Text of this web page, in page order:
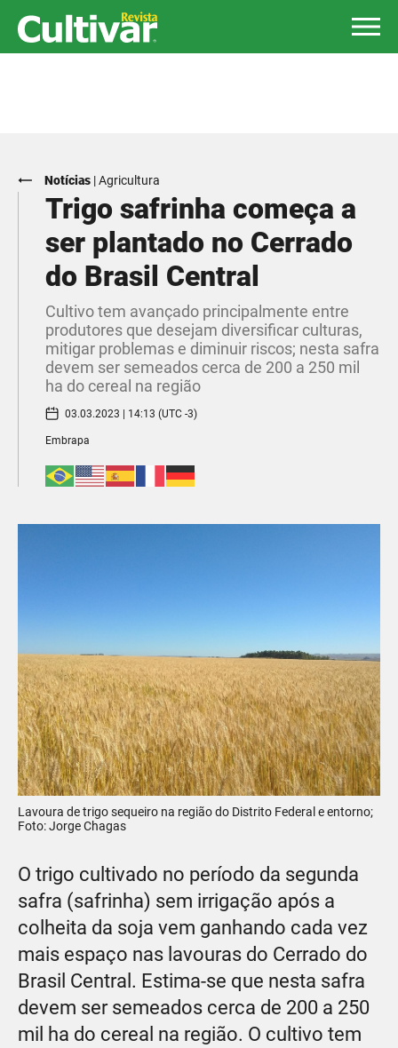
Notícias |Agricultura
Trigo safrinha começa a
ser plantado no Cerrado
do Brasil Central
Cultivo tem avançado principalmente entre
produtores que desejam diversificar culturas,
mitigar problemas e diminuir riscos; nesta safra
devem ser semeados cerca de 200 a 250 mil
ha do cereal na região
03.03.2023 | 14:13 (UTC -3)
Embrapa
Lavoura de trigo sequeiro na região do Distrito Federal e entorno;
Foto: Jorge Chagas
O trigo cultivado no período da segunda
safra (safrinha) sem irrigação após a
colheita da soja vem ganhando cada vez
mais espaço nas lavouras do Cerrado do
Brasil Central. Estima-se que nesta safra
devem ser semeados cerca de 200 a 250
mil ha do cereal na região. O cultivo tem